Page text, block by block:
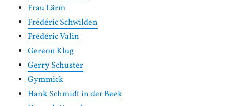
Frau Lärm
Frédéric Schwilden
Frédéric Valin
Gereon Klug
Gerry Schuster
Gymmick
Hank Schmidt in der Beek